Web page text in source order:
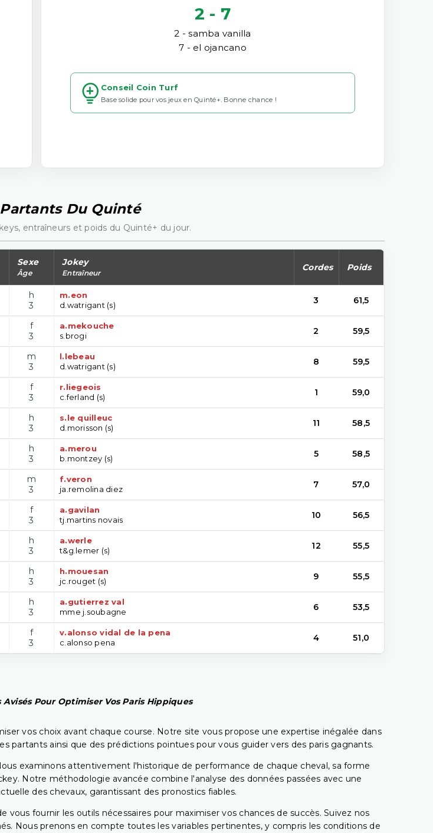
2 - 7
2 - samba vanilla
7 - el ojancano
Conseil Coin Turf
Base solide pour vos jeux en Quinté+. Bonne chance !
Du Quinté
entraîneurs et poids du Quinté+ du jour.
Sexe
Âge
Jokey
Entraîneur
Cordes Poids
h
3
m.eon
d.watrigant (s)
3 61,5
f
3
a.mekouche
s.brogi
2 59,5
m
3
l.lebeau
d.watrigant (s)
8 59,5
f
3
r.liegeois
c.ferland (s)
1 59,0
h
3
s.le quilleuc
d.morisson (s)
11 58,5
h
3
a.merou
b.montzey (s)
5 58,5
m
3
f.veron
ja.remolina diez
7 57,0
f
3
a.gavilan
tj.martins novais
10 56,5
h
3
a.werle
t&g.lemer (s)
12 55,5
h
3
h.mouesan
jc.rouget (s)
9 55,5
h
3
a.gutierrez val
mme j.soubagne
6 53,5
f
3
v.alonso vidal de la pena
c.alonso pena
4 51,0
Avisés Pour Optimiser Vos Paris Hippiques
vos choix avant chaque course. Notre site vous propose une expertise inégalée dans
partants ainsi que des prédictions pointues pour vous guider vers des paris gagnants.
examinons attentivement l'historique de performance de chaque cheval, sa forme
Notre méthodologie avancée combine l'analyse des données passées avec une
des chevaux, garantissant des pronostics fiables.
fournir les outils nécessaires pour maximiser vos chances de succès. Suivez nos
Nous prenons en compte toutes les variables pertinentes, y compris les conditions de